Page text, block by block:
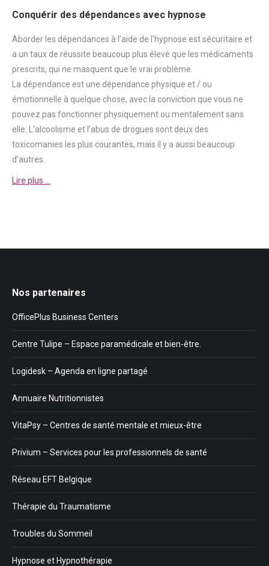
Conquérir des dépendances avec hypnose
Aborder les dépendances à l’aide de l’hypnose est sécuritaire et
a un taux de réussite beaucoup plus élevé que les médicaments
prescrits, qui ne masquent que le vrai problème.
La dépendance est une dépendance physique et / ou
émotionnelle à quelque chose, avec la conviction que vous ne
pouvez pas fonctionner physiquement ou mentalement sans
elle. L’alcoolisme et l’abus de drogues sont deux des
toxicomanies les plus courantes, mais il y a aussi beaucoup
d’autres.
Lire plus …
Nos partenaires
OfficePlus Business Centers
Centre Tulipe – Espace paramédicale et bien-être.
Logidesk – Agenda en ligne partagé
Annuaire Nutritionnistes
VitaPsy – Centres de santé mentale et mieux-être
Privium – Services pour les professionnels de santé
Réseau EFT Belgique
Thérapie du Traumatisme
Troubles du Sommeil
Hypnose et Hypnothérapie